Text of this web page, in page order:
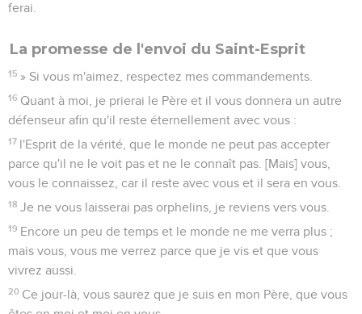
ferai.
La promesse de l'envoi du Saint-Esprit
15 » Si vous m'aimez, respectez mes commandements.
16 Quant à moi, je prierai le Père et il vous donnera un autre
défenseur afin qu'il reste éternellement avec vous :
17 l'Esprit de la vérité, que le monde ne peut pas accepter
parce qu'il ne le voit pas et ne le connaît pas. [Mais] vous,
vous le connaissez, car il reste avec vous et il sera en vous.
18 Je ne vous laisserai pas orphelins, je reviens vers vous.
19 Encore un peu de temps et le monde ne me verra plus ;
mais vous, vous me verrez parce que je vis et que vous
vivrez aussi.
20 Ce jour-là, vous saurez que je suis en mon Père, que vous